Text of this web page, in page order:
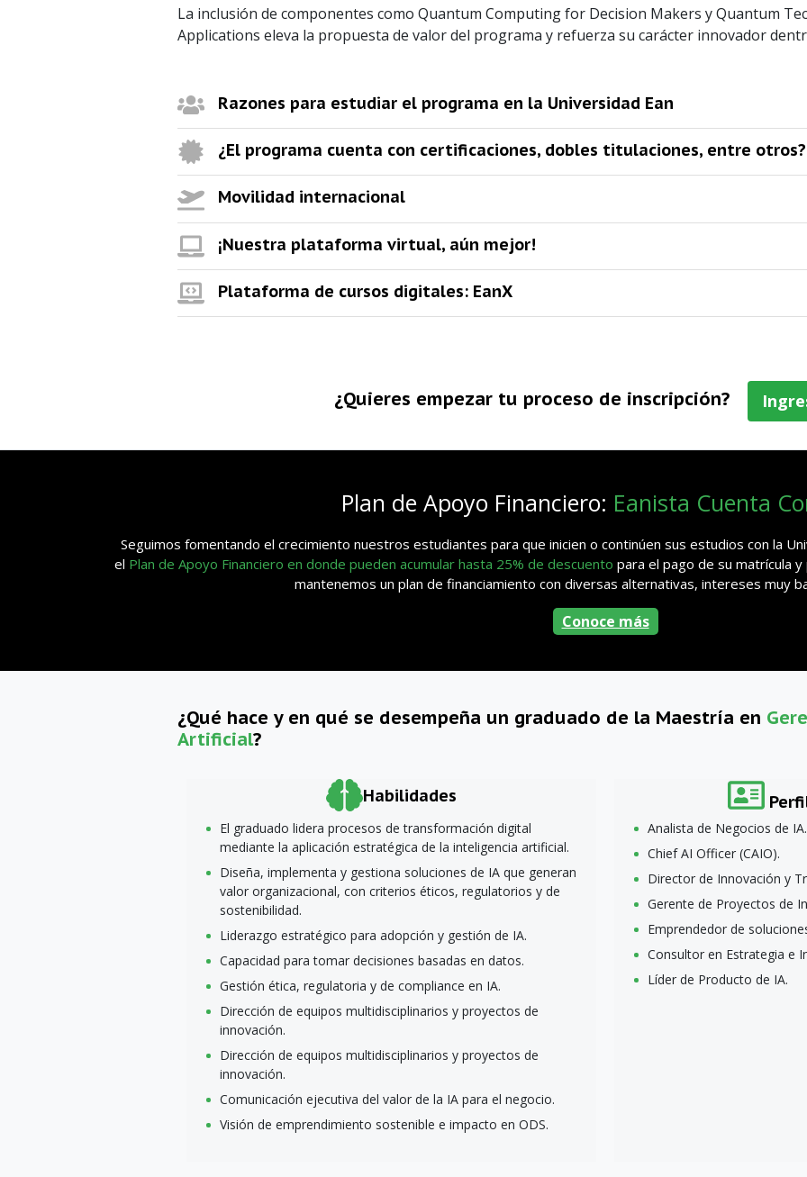
La inclusión de componentes como Quantum Computing for Decision Makers y Quantum
Applications eleva la propuesta de valor del programa y refuerza su carácter innovador
Razones para estudiar el programa en la Universidad Ean
¿El programa cuenta con certificaciones, dobles titulaciones, entre otros?
Movilidad internacional
¡Nuestra plataforma virtual, aún mejor!
Plataforma de cursos digitales: EanX
¿Quieres empezar tu proceso de inscripción?
Plan de Apoyo Financiero: Eanista Cuenta
Seguimos fomentando el crecimiento nuestros estudiantes para que inicien o continúen sus estudios con la
el Plan de Apoyo Financiero en donde pueden acumular hasta 25% de descuento para el pago de su matrícula
mantenemos un plan de financiamiento con diversas alternativas, intereses muy
Conoce más
¿Qué hace y en qué se desempeña un graduado de la Maestría en
Artificial?
Habilidades
El graduado lidera procesos de transformación digital
mediante la aplicación estratégica de la inteligencia artificial.
Diseña, implementa y gestiona soluciones de IA que generan
valor organizacional, con criterios éticos, regulatorios y de
sostenibilidad.
Liderazgo estratégico para adopción y gestión de IA.
Capacidad para tomar decisiones basadas en datos.
Gestión ética, regulatoria y de compliance en IA.
Dirección de equipos multidisciplinarios y proyectos de
innovación.
Dirección de equipos multidisciplinarios y proyectos de
innovación.
Comunicación ejecutiva del valor de la IA para el negocio.
Visión de emprendimiento sostenible e impacto en ODS.
Analista de Negocios de IA.
Chief AI Officer (CAIO).
Director de Innovación y
Gerente de Proyectos de
Emprendedor de
Consultor en Estrategia e
Líder de Producto de IA.